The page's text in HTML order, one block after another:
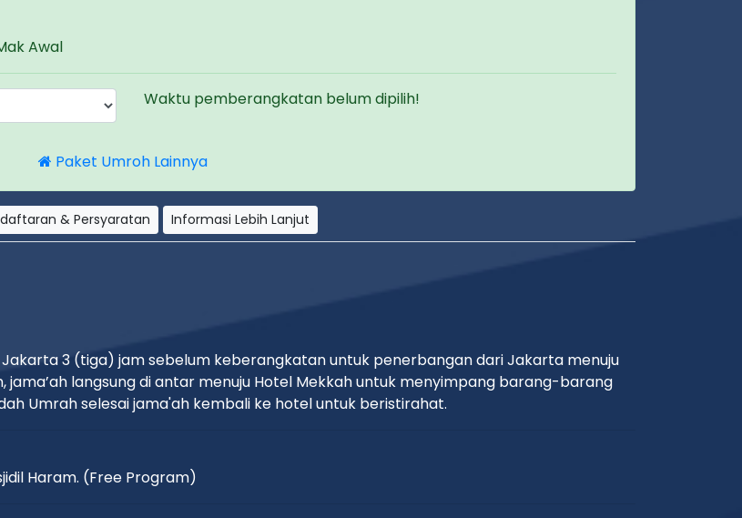
Awal
Waktu pemberangkatan belum dipilih!
Paket Umroh Lainnya
& Persyaratan Informasi Lebih Lanjut
3 (tiga) jam sebelum keberangkatan untuk penerbangan dari Jakarta menuju
jama’ah langsung di antar menuju Hotel Mekkah untuk menyimpang barang-barang
Umrah selesai jama'ah kembali ke hotel untuk beristirahat.
Haram. (Free Program)